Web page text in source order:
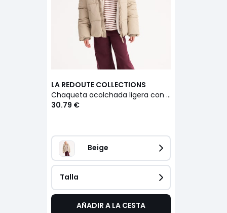
LA REDOUTE COLLECTIONS
Chaqueta acolchada ligera con capucha
30.79 €
Beige
Talla
AÑADIR A LA CESTA